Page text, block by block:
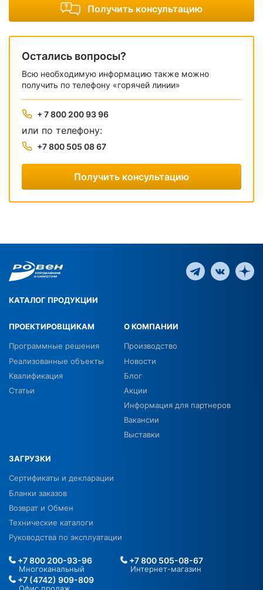
Получить консультацию
Остались вопросы?
Всю необходимую информацию также можно
получить по телефону «горячей линии»
+ 7 800 200 93 96
или по телефону:
+7 800 505 08 67
Получить консультацию
КАТАЛОГ ПРОДУКЦИИ
ПРОЕКТИРОВЩИКАМ
Программные решения
Реализованные объекты
Квалификация
Статьи
О КОМПАНИИ
Производство
Новости
Блог
Акции
Информация для партнеров
Вакансии
Выставки
ЗАГРУЗКИ
Сертификаты и декларации
Бланки заказов
Возврат и Обмен
Технические каталоги
Руководства по эксплуатации
+7 800 200-93-96
Многоканальный
+7 800 505-08-67
Интернет-магазин
+7 (4742) 909-809